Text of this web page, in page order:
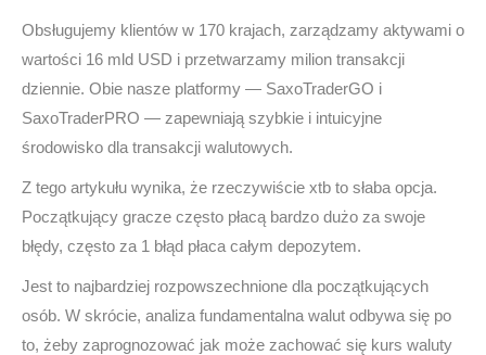
Obsługujemy klientów w 170 krajach, zarządzamy aktywami o
wartości 16 mld USD i przetwarzamy milion transakcji
dziennie. Obie nasze platformy — SaxoTraderGO i
SaxoTraderPRO — zapewniają szybkie i intuicyjne
środowisko dla transakcji walutowych.
Z tego artykułu wynika, że rzeczywiście xtb to słaba opcja.
Początkujący gracze często płacą bardzo dużo za swoje
błędy, często za 1 błąd płaca całym depozytem.
Jest to najbardziej rozpowszechnione dla początkujących
osób. W skrócie, analiza fundamentalna walut odbywa się po
to, żeby zaprognozować jak może zachować się kurs waluty